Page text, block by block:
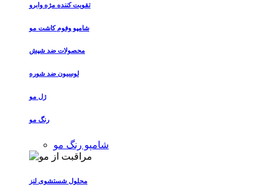
تقویت کننده مژه وابرو
شامپو وفوم کاشت مو
محصولات ضد شپش
لوسیون ضد شوره
ژل مو
رنگ مو
شامپو رنگ مو
محلول شستشوی لنز